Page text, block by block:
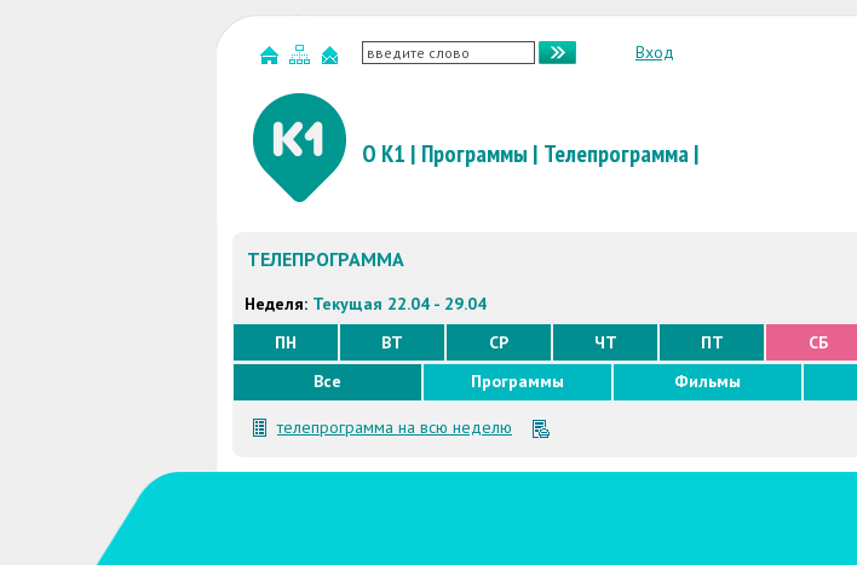
Вход
О К1 | Программы | Телепрограмма|
ТЕЛЕПРОГРАММА
Неделя: Текущая 22.04 - 29.04
ПН
ВТ СР ЧТ ПТ СБ
Все
Программы Фильмы
телепрограмма на всю неделю